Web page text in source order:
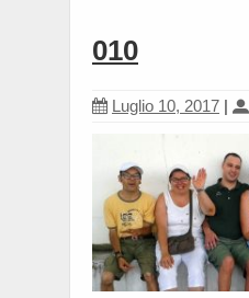
010
Luglio 10, 2017 |